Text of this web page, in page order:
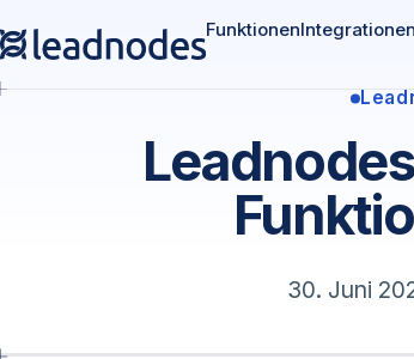
FunktionenIntegrationen
30. Juni